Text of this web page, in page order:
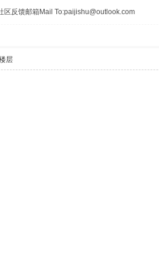
区反馈邮箱Mail To:paijishu@outlook.com
层